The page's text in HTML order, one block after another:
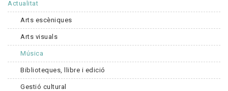
Actualitat
Arts escèniques
Arts visuals
Música
Biblioteques, llibre i edició
Gestió cultural